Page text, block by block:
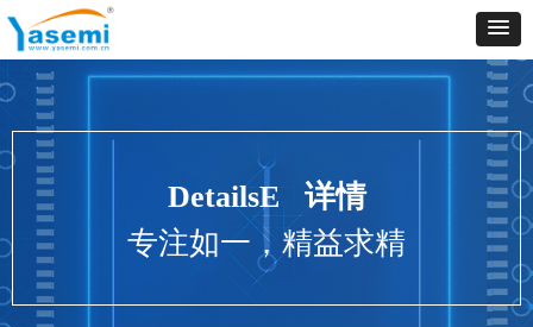
Control Render
ControlType:productSlideBind Error:未将对象引用设置到对象的实例。
DetailsE 详情
专注如一，精益求精